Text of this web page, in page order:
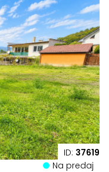
ID: 37619
Na predaj